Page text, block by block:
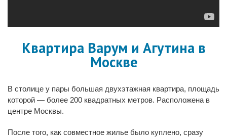
Квартира Варум и Агутина в
Москве
В столице у пары большая двухэтажная квартира, площадь
которой — более 200 квадратных метров. Расположена в
центре Москвы.
После того, как совместное жилье было куплено, сразу